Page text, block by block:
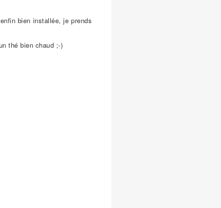
bien installée, je prends
thé bien chaud ;-)